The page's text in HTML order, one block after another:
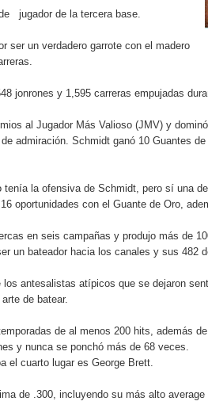
Leonardo Aguilera afirma que
inaugura oficina en el
obtiene certificación ISO 37001 y
Seguros transforma la emisión
Sinfónica Nacional y el Coro
del maestro José Antonio Molina
otorga financiamientos
jugador de la tercera base.
ser un verdadero garrote con el madero
jonrones y 1,595 carreras empujadas
al Jugador Más Valioso (JMV) y
admiración. Schmidt ganó 10 Guantes
la ofensiva de Schmidt, pero sí una
oportunidades con el Guante de Oro,
en seis campañas y produjo más de
un bateador hacia los canales y sus 482
antesalistas atípicos que se dejaron
de batear.
de al menos 200 hits, además
y nunca se ponchó más de 68 veces.
el cuarto lugar es George Brett.
de .300, incluyendo su más alto average